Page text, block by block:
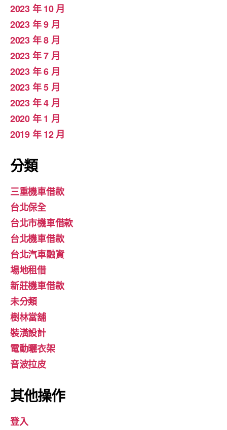
2023 年 10 月
2023 年 9 月
2023 年 8 月
2023 年 7 月
2023 年 6 月
2023 年 5 月
2023 年 4 月
2020 年 1 月
2019 年 12 月
分類
三重機車借款
台北保全
台北市機車借款
台北機車借款
台北汽車融資
場地租借
新莊機車借款
未分類
樹林當舖
裝潢設計
電動曬衣架
音波拉皮
其他操作
登入